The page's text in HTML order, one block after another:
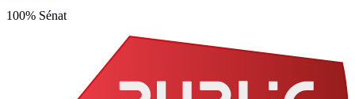
100% Sénat